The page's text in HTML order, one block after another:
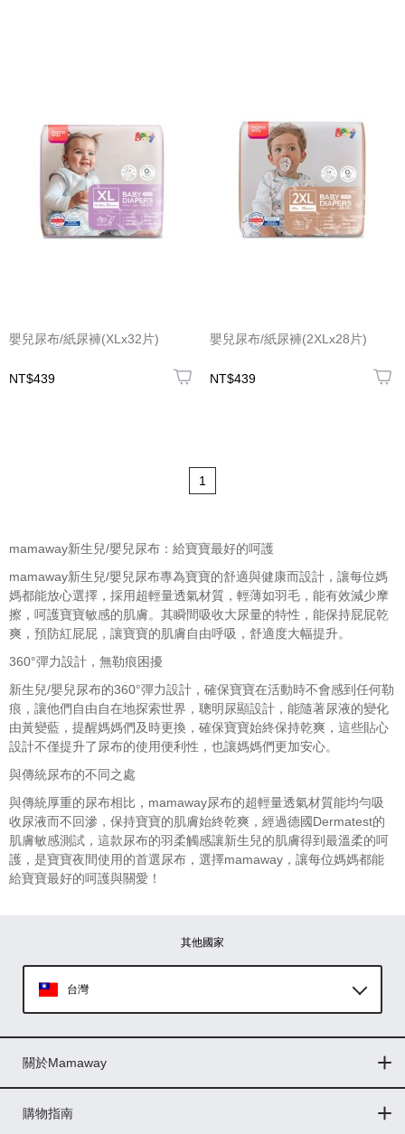
嬰兒尿布/紙尿褲(XLx32片)
NT$439
嬰兒尿布/紙尿褲(2XLx28片)
NT$439
1
mamaway新生兒/嬰兒尿布 ：給寶寶最好的呵護
mamaway新生兒/嬰兒尿布專為寶寶的舒適與健康而設計，讓每位媽
媽都能放心選擇，採用超輕量透氣材質，輕薄如羽毛，能有效減少摩
擦，呵護寶寶敏感的肌膚。其瞬間吸收大尿量的特性，能保持屁屁乾
爽，預防紅屁屁，讓寶寶的肌膚自由呼吸，舒適度大幅提升。
360°彈力設計，無勒痕困擾
新生兒/嬰兒尿布的360°彈力設計，確保寶寶在活動時不會感到任何勒
痕，讓他們自由自在地探索世界，聰明尿顯設計，能隨著尿液的變化
由黃變藍，提醒媽媽們及時更換，確保寶寶始終保持乾爽，這些貼心
設計不僅提升了尿布的使用便利性，也讓媽媽們更加安心。
與傳統尿布的不同之處
與傳統厚重的尿布相比，mamaway尿布的超輕量透氣材質能均勻吸
收尿液而不回滲，保持寶寶的肌膚始終乾爽，經過德國Dermatest的
肌膚敏感測試，這款尿布的羽柔觸感讓新生兒的肌膚得到最溫柔的呵
護，是寶寶夜間使用的首選尿布，選擇mamaway，讓每位媽媽都能
給寶寶最好的呵護與關愛！
其他國家
台灣
印尼
菲律賓
關於Mamaway
門市據點
最新消息
品牌故事
人力招募
媒體花絮
隱私權聲明
CSR企業社會責任
購物指南